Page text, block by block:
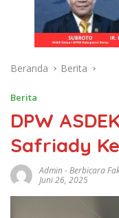
Beranda Berita
Berita
DPW
Safriady
Admin-Berbicara
Juni 26, 2025